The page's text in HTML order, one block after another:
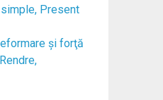
Present
şi forţă